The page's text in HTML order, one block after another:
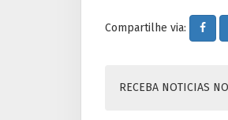
Compartilhe via:
RECEBA NOTICIAS